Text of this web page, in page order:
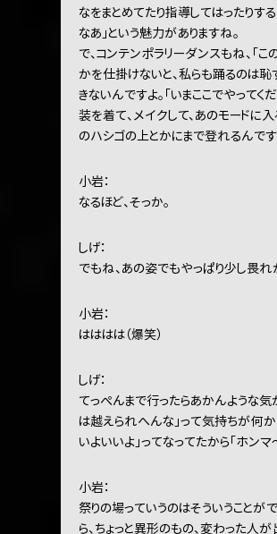
なをまとめてたり指導してはったりす
なあ」という魅力がありますね。
で、コンテンポラリーダンスもね、「
かを仕掛けないと、私らも踊るのは恥
きないんですよ。「いまここでやって
装を着て、メイクして、あのモードに
のハシゴの上とかにまで登れるんです
小岩：
なるほど、そっか。
しげ：
でもね、あの姿でもやっぱり少し畏れ
小岩：
はははは（爆笑）
しげ：
てっぺんまで行ったらあかんような気
は越えられへんな」って気持ちが何か
いよいいよ」ってなってたから「ホン
小岩：
祭りの場っていうのはそういうことが
ら、ちょっと異形のもの、変わった人